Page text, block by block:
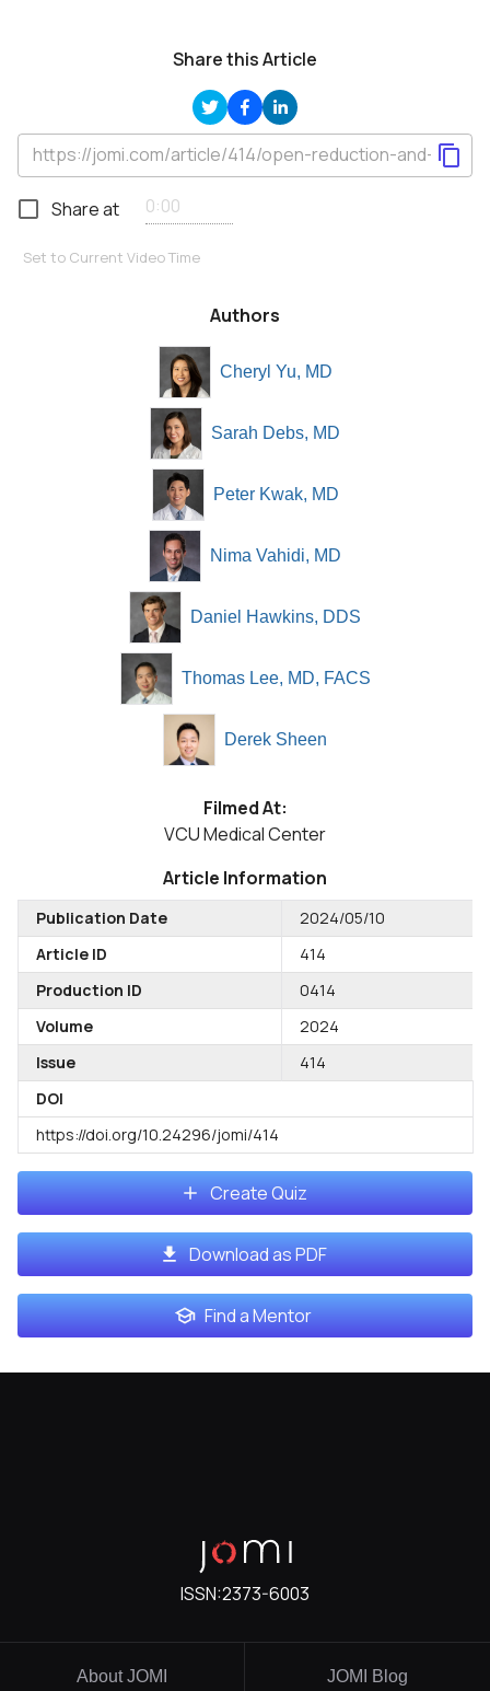
Share this Article
Share at
Set to Current Video Time
Authors
Cheryl Yu, MD
Sarah Debs, MD
Peter Kwak, MD
Nima Vahidi, MD
Daniel Hawkins, DDS
Thomas Lee, MD, FACS
Derek Sheen
Filmed At:
VCU Medical Center
Article Information
Publication Date
2024/05/10
Article ID
414
Production ID
0414
Volume
2024
Issue
414
DOI
https://doi.org/10.24296/jomi/414
Create Quiz
Download as PDF
Find a Mentor
ISSN:2373-6003
About JOMI
JOMI Blog